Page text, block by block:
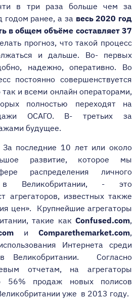
в три раза больше чем за
годом ранее, а за весь 2020 год
в общем объёме составляет 37
прогноз, что такой процесс
и дальше. Во- первых
надежно, оперативно. Во
постоянно совершенствуется
и всеми онлайн операторами,
полностью переходят на
ОСАГО. В- третьих за
будущее.
За последние 10 лет или около
развитие, которое мы
распределения личного
в Великобритании, - это
агрегаторов, известных также
цен». Крупнейшие агрегаторы
такие как Confused.com,
и Comparethemarket.com,
Интернета среди
Великобритании. Согласно
отчетам, на агрегаторы
56% продаж новых полисов
уже в 2013 году.